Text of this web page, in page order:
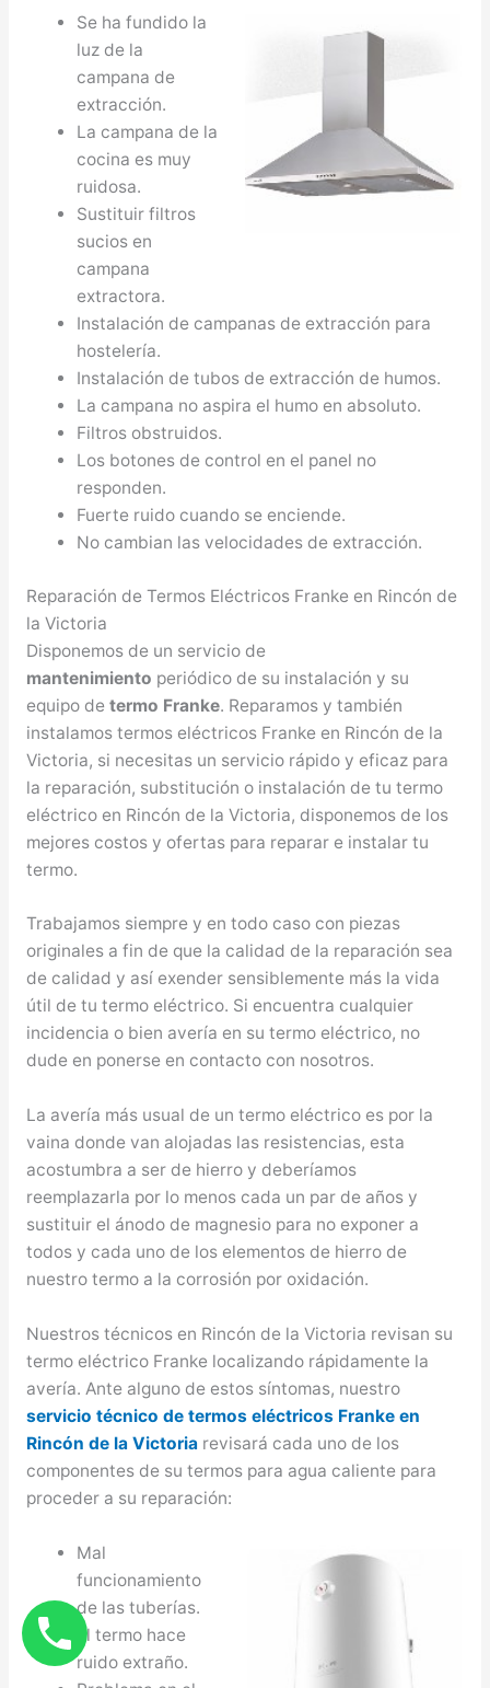
Se ha fundido la
luz de la
campana de
extracción.
La campana de la
cocina es muy
ruidosa.
Sustituir filtros
sucios en
campana
extractora.
Instalación de campanas de extracción para
hostelería.
Instalación de tubos de extracción de humos.
La campana no aspira el humo en absoluto.
Filtros obstruidos.
Los botones de control en el panel no
responden.
Fuerte ruido cuando se enciende.
No cambian las velocidades de extracción.
Reparación de Termos Eléctricos Franke en Rincón de
la Victoria
Disponemos de un servicio de
mantenimiento periódico de su instalación y su
equipo de termo Franke. Reparamos y también
instalamos termos eléctricos Franke en Rincón de la
Victoria, si necesitas un servicio rápido y eficaz para
la reparación, substitución o instalación de tu termo
eléctrico en Rincón de la Victoria, disponemos de los
mejores costos y ofertas para reparar e instalar tu
termo.
Trabajamos siempre y en todo caso con piezas
originales a fin de que la calidad de la reparación sea
de calidad y así exender sensiblemente más la vida
útil de tu termo eléctrico. Si encuentra cualquier
incidencia o bien avería en su termo eléctrico, no
dude en ponerse en contacto con nosotros.
La avería más usual de un termo eléctrico es por la
vaina donde van alojadas las resistencias, esta
acostumbra a ser de hierro y deberíamos
reemplazarla por lo menos cada un par de años y
sustituir el ánodo de magnesio para no exponer a
todos y cada uno de los elementos de hierro de
nuestro termo a la corrosión por oxidación.
Nuestros técnicos en Rincón de la Victoria revisan su
termo eléctrico Franke localizando rápidamente la
avería. Ante alguno de estos síntomas, nuestro
servicio técnico de termos eléctricos Franke en
Rincón de la Victoriarevisará cada uno de los
componentes de su termos para agua caliente para
proceder a su reparación:
Mal
funcionamiento
de las tuberías.
El termo hace
ruido extraño.